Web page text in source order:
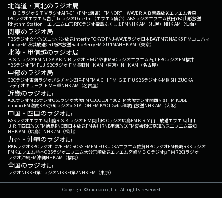
北海道・東北のラジオ局
ＨＢＣラジオＳＴＶラジオAIR-G'（FM北海道） FM NORTH WAVEＲＡＢ青森放送エフエム青森
IBCラジオエフエム岩手tbcラジオDate fm（エフエム仙台） ABSラジオエフエム秋田YBC山形放送
Rhythm Station エフエム山形RFCラジオ福島ふくしまFMNHK AM（札幌） NHK AM（仙台）
関東のラジオ局
TBSラジオ文化放送ニッポン放送interfmTOKYO FMJ-WAVEラジオ日本BAYFM78NACK5 ＦＭヨコハマ
LuckyFM 茨城放送CRT栃木放送RadioBerryFM GUNMANHK AM（東京）
北陸・甲信越のラジオ局
ＢＳＮラジオFM NIIGATAＫＮＢラジオ ＦＭとやまMROラジオエフエム石川FBCラジオFM福井
YBSラジオFM FUJISBCラジオ ＦＭ長野NHK AM（東京） NHK AM（名古屋）
中部のラジオ局
CBCラジオ東海ラジオぎふチャンZIP-FMFM AICHI ＦＭ ＧＩＦＵ SBSラジオK-MIX SHIZUOKA
レディオキューブ ＦＭ三重NHK AM（名古屋）
近畿のラジオ局
ABCラジオMBSラジオOBCラジオ大阪FM COCOLOFM802FM大阪ラジオ関西Kiss FM KOBE
e-radio FM滋賀KBS京都ラジオα-STATION FM KYOTOwbs和歌山放送NHK AM（大阪）
中国・四国のラジオ局
BSSラジオエフエム山陰ＲＳＫラジオ ＦＭ岡山RCCラジオ広島FM ＫＲＹ山口放送エフエム山口
ＪＲＴ四国放送FM徳島RNC西日本放送FM香川RNB南海放送FM愛媛RKC高知放送エフエム高知
NHK AM（広島） NHK AM（松山）
九州・沖縄のラジオ局
RKBラジオKBCラジオLOVE FMCROSS FMFM FUKUOKAエフエム佐賀NBCラジオFM長崎RKKラジオ
FMKエフエム熊本OBSラジオエフエム大分宮崎放送エフエム宮崎ＭＢＣラジオμＦＭRBCiラジオ
ラジオ沖縄FM沖縄NHK AM（福岡）
全国のラジオ局
ラジオNIKKEI第1ラジオNIKKEI第2NHK FM（東京）
Copyright © radiko co., Ltd. All rights reserved